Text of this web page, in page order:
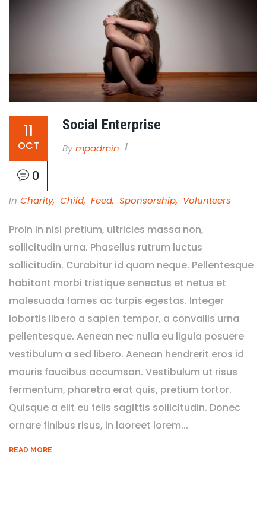
11
OCT
0
Social Enterprise
By Mpadmin
In Charity, Child, Feed, Sponsorship, Volunteers
Proin in nisi pretium, ultricies massa non,
sollicitudin urna. Phasellus rutrum luctus
sollicitudin. Curabitur id quam neque. Pellentesque
habitant morbi tristique senectus et netus et
malesuada fames ac turpis egestas. Integer
lobortis libero a sapien tempor, a convallis urna
pellentesque. Aenean nec nulla eu ligula posuere
vestibulum a sed libero. Aenean hendrerit eros id
mauris faucibus accumsan. Vestibulum ut risus
fermentum, pharetra erat quis, pretium tortor.
Quisque a elit eu felis sagittis sollicitudin. Donec
ornare finibus risus, in laoreet lorem...
READ MORE